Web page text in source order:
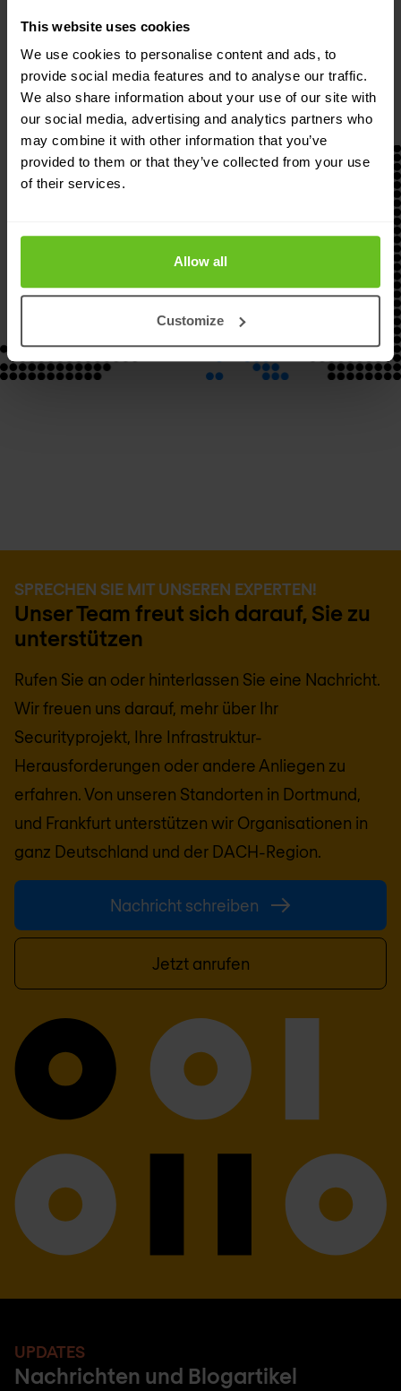
This website uses cookies
We use cookies to personalise content and ads, to
provide social media features and to analyse our traffic.
We also share information about your use of our site with
our social media, advertising and analytics partners who
may combine it with other information that you’ve
provided to them or that they’ve collected from your use
of their services.
Allow all
Customize
Mehr zum Unternehmen
Zu den Karriere-Chancen
SPRECHEN SIE MIT UNSEREN EXPERTEN!
Unser Team freut sich darauf, Sie zu
unterstützen
Rufen Sie an oder hinterlassen Sie eine Nachricht.
Wir freuen uns darauf, mehr über Ihr
Securityprojekt, Ihre Infrastruktur-
Herausforderungen oder andere Anliegen zu
erfahren. Von unseren Standorten in Dortmund,
und Frankfurt unterstützen wir Organisationen in
ganz Deutschland und der DACH-Region.
Nachricht schreiben
Jetzt anrufen
UPDATES
Nachrichten und Blogartikel